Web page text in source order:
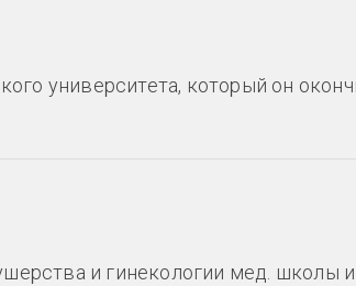
университета, который он
и гинекологии мед. школы